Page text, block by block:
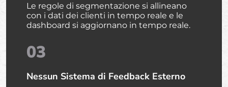
Le regole di segmentazione si allineano
con i dati dei clienti in tempo reale e le
dashboard si aggiornano in tempo reale.
03
Nessun Sistema di Feedback Esterno